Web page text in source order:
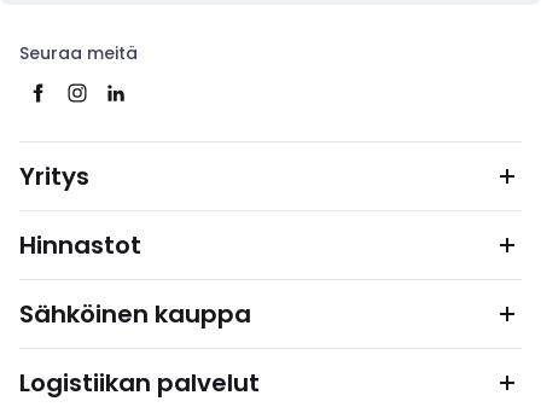
Seuraa meitä
Yritys
Hinnastot
Sähköinen kauppa
Logistiikan palvelut